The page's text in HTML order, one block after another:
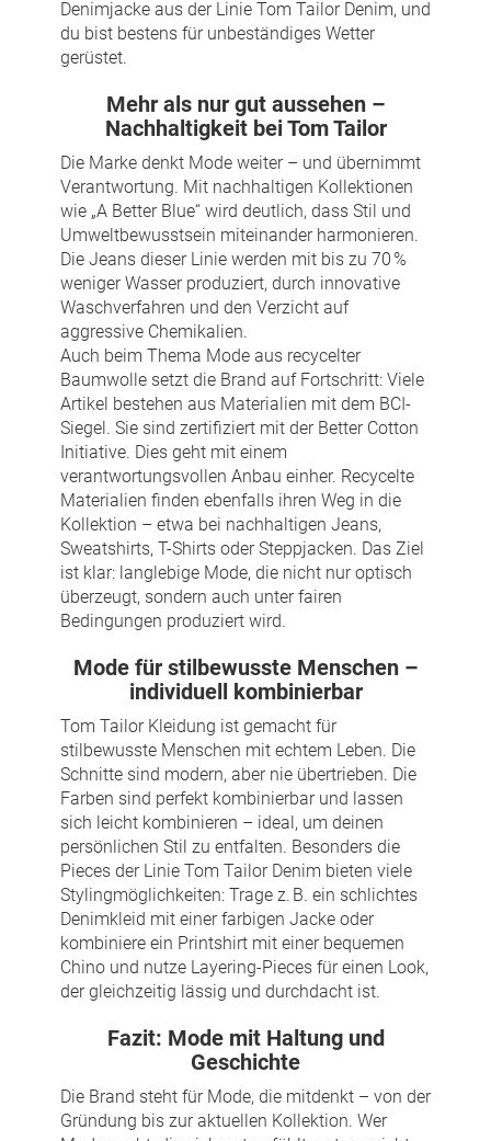
Denimjacke aus der Linie Tom Tailor Denim, und
du bist bestens für unbeständiges Wetter
gerüstet.
Mehr als nur gut aussehen –
Nachhaltigkeit bei Tom Tailor
Die Marke denkt Mode weiter – und übernimmt
Verantwortung. Mit nachhaltigen Kollektionen
wie „A Better Blue“ wird deutlich, dass Stil und
Umweltbewusstsein miteinander harmonieren.
Die Jeans dieser Linie werden mit bis zu 70 %
weniger Wasser produziert, durch innovative
Waschverfahren und den Verzicht auf
aggressive Chemikalien.
Auch beim Thema Mode aus recycelter
Baumwolle setzt die Brand auf Fortschritt: Viele
Artikel bestehen aus Materialien mit dem BCI-
Siegel. Sie sind zertifiziert mit der Better Cotton
Initiative. Dies geht mit einem
verantwortungsvollen Anbau einher. Recycelte
Materialien finden ebenfalls ihren Weg in die
Kollektion – etwa bei nachhaltigen Jeans,
Sweatshirts, T-Shirts oder Steppjacken. Das Ziel
ist klar: langlebige Mode, die nicht nur optisch
überzeugt, sondern auch unter fairen
Bedingungen produziert wird.
Mode für stilbewusste Menschen –
individuell kombinierbar
Tom Tailor Kleidung ist gemacht für
stilbewusste Menschen mit echtem Leben. Die
Schnitte sind modern, aber nie übertrieben. Die
Farben sind perfekt kombinierbar und lassen
sich leicht kombinieren – ideal, um deinen
persönlichen Stil zu entfalten. Besonders die
Pieces der Linie Tom Tailor Denim bieten viele
Stylingmöglichkeiten: Trage z. B. ein schlichtes
Denimkleid mit einer farbigen Jacke oder
kombiniere ein Printshirt mit einer bequemen
Chino und nutze Layering-Pieces für einen Look,
der gleichzeitig lässig und durchdacht ist.
Fazit: Mode mit Haltung und
Geschichte
Die Brand steht für Mode, die mitdenkt – von der
Gründung bis zur aktuellen Kollektion. Wer